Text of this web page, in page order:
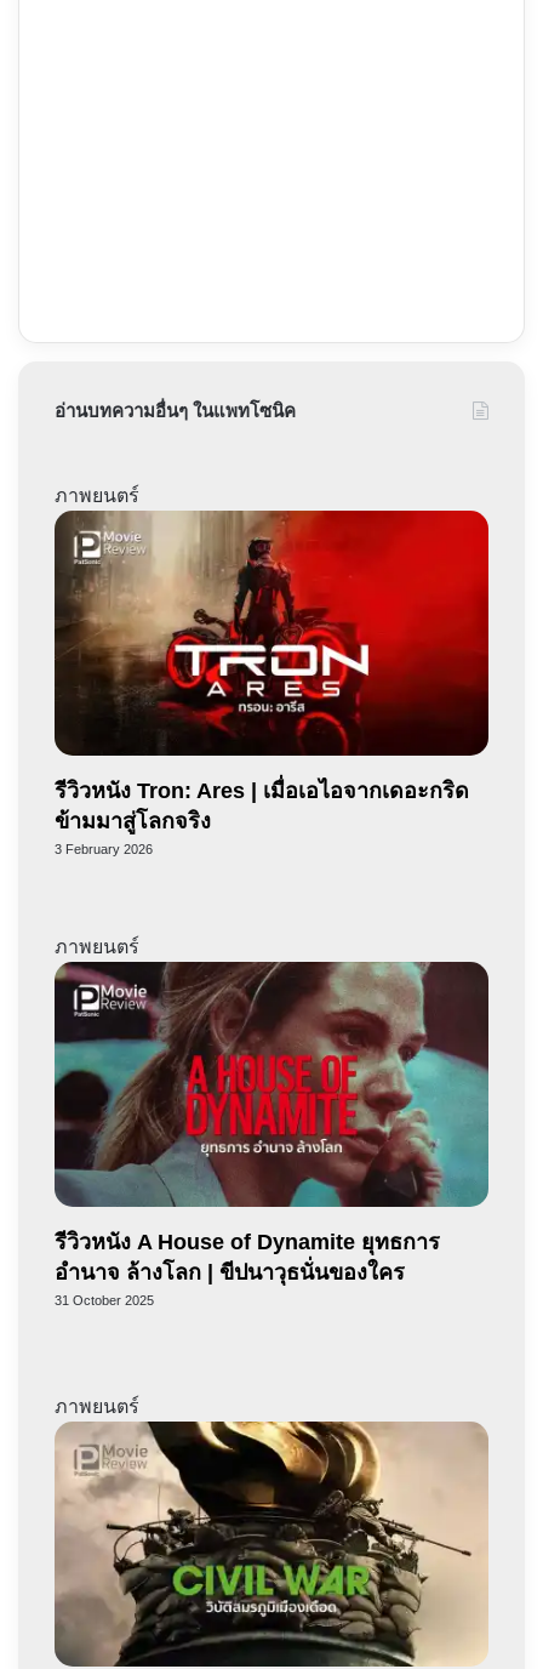
อ่านบทความอื่นๆ ในแพทโซนิค
ภาพยนตร์
รีวิวหนัง Tron: Ares | เมื่อเอไอจากเดอะกริด
ข้ามมาสู่โลกจริง
3 February 2026
ภาพยนตร์
รีวิวหนัง A House of Dynamite ยุทธการ
อำนาจ ล้างโลก | ขีปนาวุธนั่นของใคร
31 October 2025
ภาพยนตร์